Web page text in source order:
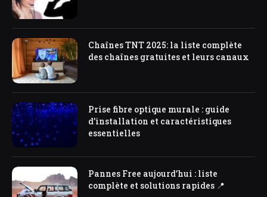
Chaînes TNT 2025: la liste complète
des chaînes gratuites et leurs canaux
Prise fibre optique murale : guide
d’installation et caractéristiques
essentielles
Pannes Free aujourd’hui : liste
complète et solutions rapides 📍